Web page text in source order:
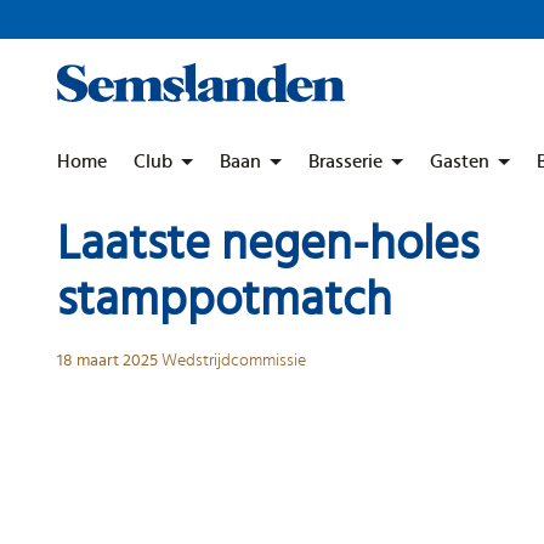
Home Club Baan Brasserie Gasten
Laatste negen-holes
stamppotmatch
18 maart 2025 Wedstrijdcommissie